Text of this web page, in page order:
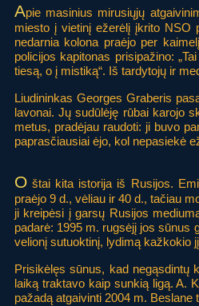
Apie masinius mirusiųjų
miesto į vietinį ežerėlį įkrito NSO
nedarnia kolona praėjo per
policijos kapitonas prisipažino:
tiesą, o į mistiką“. Iš tardytojų ir
Liudininkas Georges Graberis
lavonai. Jų sudūlėję rūbai karojo
metus, pradėjau raudoti: ji buvo
paprasčiausiai ėjo, kol nepasiekė
O štai kita istorija iš Rusijos.
praėjo 9 d., vėliau ir 40 d., tačiau
ji kreipėsi į garsų Rusijos
padarė: 1995 m. rugsėjį jos sūnus
velionį sutuoktinį, lydimą kažkokio
Prisikėlęs sūnus, kad negąsdintų
laiką traktavo kaip sunkią ligą. A.
pažadą atgaivinti 2004 m.